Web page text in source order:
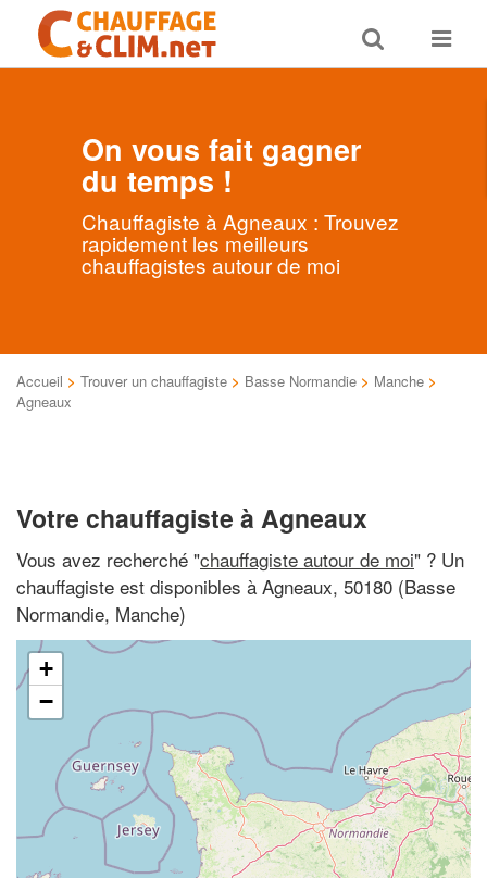
Toggle
search
Toggle
On vous fait gagner
du temps !
Chauffagiste à Agneaux : Trouvez
rapidement les meilleurs
chauffagistes autour de moi
Accueil > Trouver un chauffagiste > Basse Normandie > Manche >
Agneaux
Votre chauffagiste à Agneaux
Vous avez recherché "chauffagiste autour de moi" ? Un
chauffagiste est disponibles à Agneaux, 50180 (Basse
Normandie, Manche)
+
−